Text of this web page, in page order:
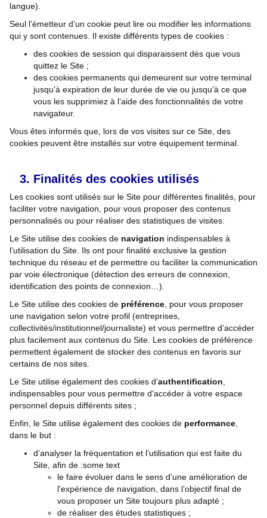
langue).
Seul l’émetteur d’un cookie peut lire ou modifier les informations
qui y sont contenues. Il existe différents types de cookies :
des cookies de session qui disparaissent dès que vous
quittez le Site ;
des cookies permanents qui demeurent sur votre terminal
jusqu’à expiration de leur durée de vie ou jusqu’à ce que
vous les supprimiez à l’aide des fonctionnalités de votre
navigateur.
Vous êtes informés que, lors de vos visites sur ce Site, des
cookies peuvent être installés sur votre équipement terminal.
Finalités des cookies utilisés
Les cookies sont utilisés sur le Site pour différentes finalités, pour
faciliter votre navigation, pour vous proposer des contenus
personnalisés ou pour réaliser des statistiques de visites.
Le Site utilise des cookies de navigation indispensables à
l’utilisation du Site. Ils ont pour finalité exclusive la gestion
technique du réseau et de permettre ou faciliter la communication
par voie électronique (détection des erreurs de connexion,
identification des points de connexion…).
Le Site utilise des cookies de préférence , pour vous proposer
une navigation selon votre profil (entreprises,
collectivités/institutionnel/journaliste) et vous permettre d’accéder
plus facilement aux contenus du Site. Les cookies de préférence
permettent également de stocker des contenus en favoris sur
certains de nos sites.
Le Site utilise également des cookies d’authentification
indispensables pour vous permettre d’accéder à votre espace
personnel depuis différents sites ;
Enfin, le Site utilise également des cookies de performance
dans le but :
d’analyser la fréquentation et l’utilisation qui est faite du
Site, afin de :some text
le faire évoluer dans le sens d’une amélioration de
l’expérience de navigation, dans l’objectif final de
vous proposer un Site toujours plus adapté ;
de réaliser des études statistiques ;